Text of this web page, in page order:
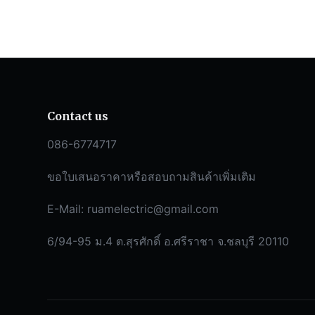
Contact us
086-6774717
ขอใบเสนอราคาหรือสอบถามสินค้าเพิ่มเติม
E-Mail: ruamelectric@gmail.com
6/94-95 ม.4 ต.สุรศักดิ์ อ.ศรีราชา จ.ชลบุรี 20110